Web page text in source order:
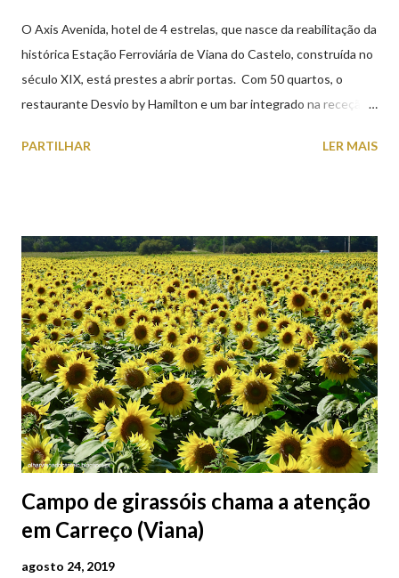
O Axis Avenida, hotel de 4 estrelas, que nasce da reabilitação da
histórica Estação Ferroviária de Viana do Castelo, construída no
século XIX, está prestes a abrir portas. Com 50 quartos, o
restaurante Desvio by Hamilton e um bar integrado na receção,
peças históricas cedidas pela IP Património que homenageiam a
PARTILHAR LER MAIS
Campo de girassóis chama a atenção
em Carreço (Viana)
agosto 24, 2019